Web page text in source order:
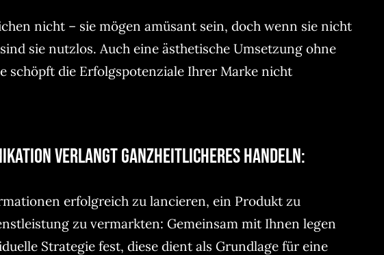
nicht – sie mögen amüsant sein, doch wenn sie nicht
sie nutzlos. Auch eine ästhetische Umsetzung ohne
schöpft die Erfolgspotenziale Ihrer Marke nicht
verlangt ganzheitlicheres Handeln:
erfolgreich zu lancieren, ein Produkt zu
zu vermarkten: Gemeinsam mit Ihnen legen
Strategie fest, diese dient als Grundlage für eine